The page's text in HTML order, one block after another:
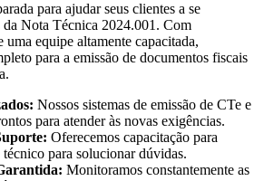
para ajudar seus clientes a se
da Nota Técnica 2024.001. Com
uma equipe altamente capacitada,
para a emissão de documentos fiscais
Nossos sistemas de emissão de CTe e
para atender às novas exigências.
Oferecemos capacitação para
técnico para solucionar dúvidas.
Monitoramos constantemente as